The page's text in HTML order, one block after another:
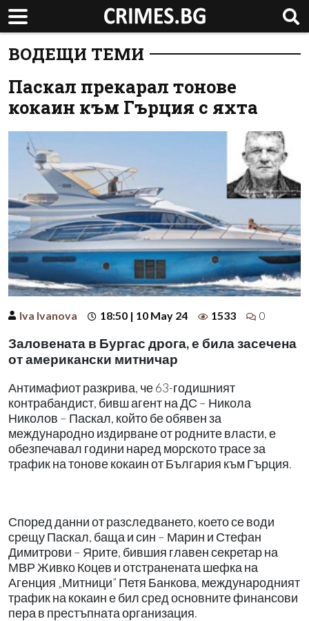
ВОДЕЩИ ТЕМИ
Паскал прекарал тонове
кокаин към Гърция с яхта
Iva Ivanova 18:50 | 10 May 24 1533 0
Заловената в Бургас дрога, е била засечена
от американски митничар
Антимафиот разкрива, че 63-годишният
контрабандист, бивш агент на ДС – Никола
Николов – Паскал, който бе обявен за
международно издирване от родните власти, е
обезпечавал години наред морското трасе за
трафик на тонове кокаин от България към Гърция.
Според данни от разследването, което се води
срещу Паскал, баща и син – Марин и Стефан
Димитрови – Ярите, бившия главен секретар на
МВР Живко Коцев и отстранената шефка на
Агенция „Митници” Петя Банкова, международният
трафик на кокаин е бил сред основните финансови
пера в престъпната организация.